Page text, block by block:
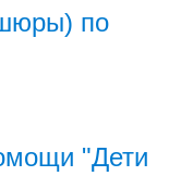
по
"Дети